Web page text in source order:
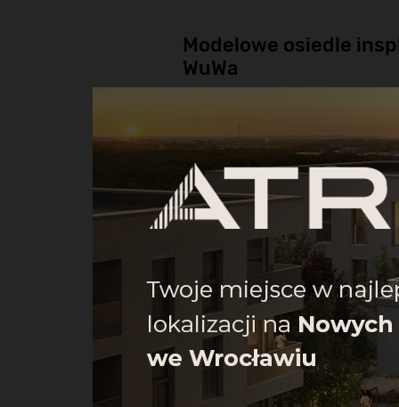
Modelowe osiedle
WuWa
będą modelowym
. Koncepcja
lokalnych wspólnot, wspierając integrację
W projekcie zaplanowano
90 m2
z balkonami, tarasami i ogródkami.
Osiedle będzie charakteryzowało się niską
obejmującą budynki o
trzech czterech
przyjemnej kolorystyce, łączącej
delikatnymi lamelami w jasnym brązie,
przestrzeni.
Na parterze, od strony parku,
przyjazne otoczenie, sprzyjające